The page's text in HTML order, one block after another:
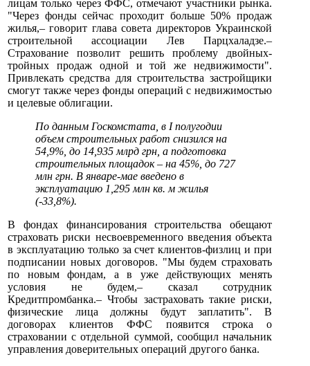
лицам только через ФФС, отмечают участники рынка.
"Через фонды сейчас проходит больше 50% продаж
жилья,– говорит глава совета директоров Украинской
строительной ассоциации Лев Парцхаладзе.–
Страхование позволит решить проблему двойных-
тройных продаж одной и той же недвижимости".
Привлекать средства для строительства застройщики
смогут также через фонды операций с недвижимостью
и целевые облигации.
По данным Госкомстата, в I полугодии
объем строительных работ снизился на
54,9%, до 14,935 млрд грн, а подготовка
строительных площадок – на 45%, до 727
млн грн. В январе-мае введено в
эксплуатацию 1,295 млн кв. м жилья
(-33,8%).
В фондах финансирования строительства обещают
страховать риски несвоевременного введения объекта
в эксплуатацию только за счет клиентов-физлиц и при
подписании новых договоров. "Мы будем страховать
по новым фондам, а в уже действующих менять
условия не будем,– сказал сотрудник
Кредитпромбанка.– Чтобы застраховать такие риски,
физические лица должны будут заплатить". В
договорах клиентов ФФС появится строка о
страховании с отдельной суммой, сообщил начальник
управления доверительных операций другого банка.